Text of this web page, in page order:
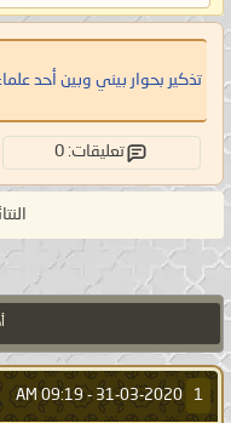
تذكير بحوار بيني وبين أحد
تعليقات: 0
النتائج 1
1
31-03-2020 -
09:19 AM